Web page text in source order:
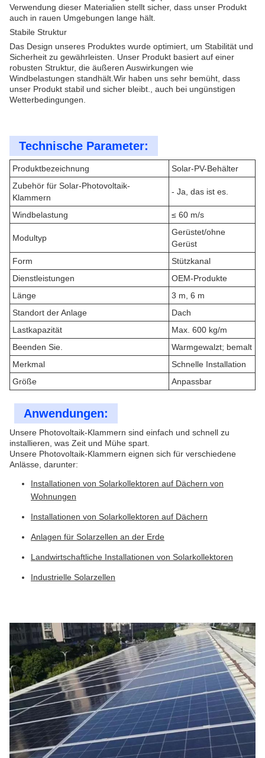
Verwendung dieser Materialien stellt sicher, dass unser Produkt
auch in rauen Umgebungen lange hält.
Stabile Struktur
Das Design unseres Produktes wurde optimiert, um Stabilität und
Sicherheit zu gewährleisten. Unser Produkt basiert auf einer
robusten Struktur, die äußeren Auswirkungen wie
Windbelastungen standhält.Wir haben uns sehr bemüht, dass
unser Produkt stabil und sicher bleibt., auch bei ungünstigen
Wetterbedingungen.
Technische Parameter:
Produktbezeichnung
Solar-PV-Behälter
Zubehör für Solar-Photovoltaik-
Klammern
- Ja, das ist es.
Windbelastung ≤ 60 m/s
Modultyp
Gerüstet/ohne
Gerüst
Form
Stützkanal
Dienstleistungen
OEM-Produkte
Länge
3 m, 6 m
Standort der Anlage
Dach
Lastkapazität
Max. 600 kg/m
Beenden Sie.
Warmgewalzt; bemalt
Merkmal
Schnelle Installation
Größe
Anpassbar
Anwendungen:
Unsere Photovoltaik-Klammern sind einfach und schnell zu
installieren, was Zeit und Mühe spart.
Unsere Photovoltaik-Klammern eignen sich für verschiedene
Anlässe, darunter:
Installationen von Solarkollektoren auf Dächern von
Wohnungen
Installationen von Solarkollektoren auf Dächern
Anlagen für Solarzellen an der Erde
Landwirtschaftliche Installationen von Solarkollektoren
Industrielle Solarzellen